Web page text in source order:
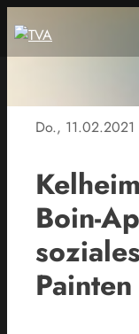
Do., 11.02.2021
Boin-
Painten